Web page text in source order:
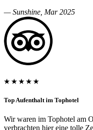
— Sunshine, Mar 2025
★ ★ ★ ★ ★
Top Aufenthalt im Tophotel
Wir waren im Tophotel am
verbrachten hier eine tolle